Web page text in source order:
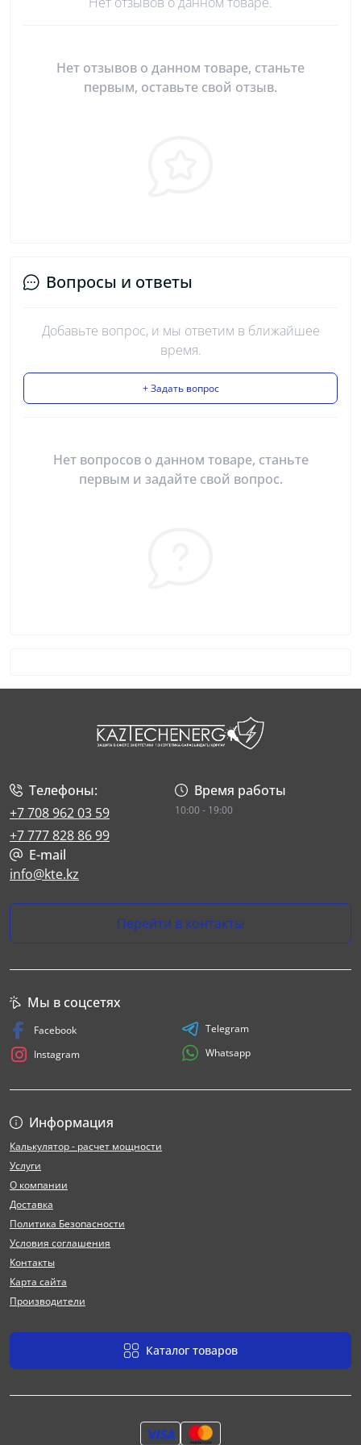
Нет отзывов о данном товаре, станьте
первым, оставьте свой отзыв.
Вопросы и ответы
Добавьте вопрос, и мы ответим в ближайшее
время.
+ Задать вопрос
Нет вопросов о данном товаре, станьте
первым и задайте свой вопрос.
Телефоны:
+7 708 962 03 59
+7 777 828 86 99
Время работы
10:00 - 19:00
E-mail
info@kte.kz
Перейти в контакты
Информация
Калькулятор - расчет мощности
Услуги
О компании
Доставка
Политика Безопасности
Условия соглашения
Контакты
Карта сайта
Производители
Каталог товаров
Мы в соцсетях
Facebook
Instagram
Telegram
Whatsapp